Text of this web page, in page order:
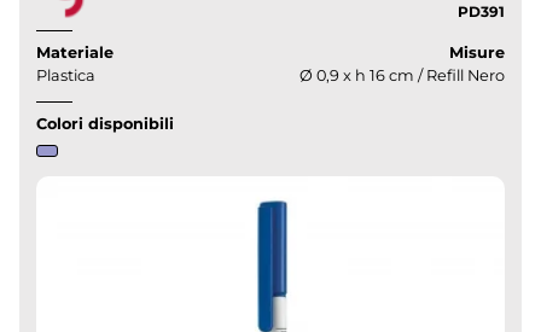
PD391
Materiale
Plastica
Misure
Ø 0,9 x h 16 cm / Refill Nero
Colori disponibili